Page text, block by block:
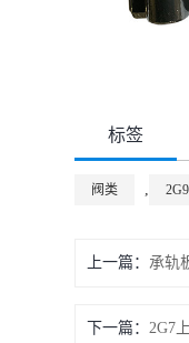
标签
阀类 ,
上一篇： 承轨
下一篇：2G7